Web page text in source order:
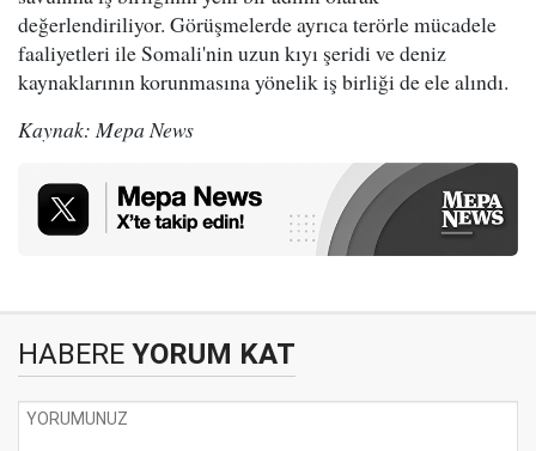
değerlendiriliyor. Görüşmelerde ayrıca terörle mücadele
faaliyetleri ile Somali'nin uzun kıyı şeridi ve deniz
kaynaklarının korunmasına yönelik iş birliği de ele alındı.
Kaynak: Mepa News
HABERE YORUM KAT